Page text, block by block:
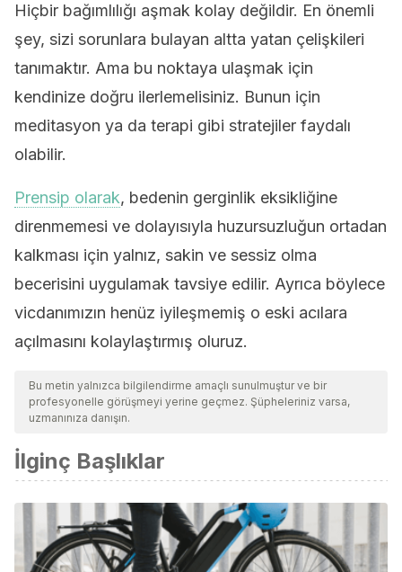
Hiçbir bağımlılığı aşmak kolay değildir. En önemli
şey, sizi sorunlara bulayan altta yatan çelişkileri
tanımaktır. Ama bu noktaya ulaşmak için
kendinize doğru ilerlemelisiniz. Bunun için
meditasyon ya da terapi gibi stratejiler faydalı
olabilir.
Prensip olarak, bedenin gerginlik eksikliğine
direnmemesi ve dolayısıyla huzursuzluğun ortadan
kalkması için yalnız, sakin ve sessiz olma
becerisini uygulamak tavsiye edilir. Ayrıca böylece
vicdanımızın henüz iyileşmemiş o eski acılara
açılmasını kolaylaştırmış oluruz.
Bu metin yalnızca bilgilendirme amaçlı sunulmuştur ve bir
profesyonelle görüşmeyi yerine geçmez. Şüpheleriniz varsa,
uzmanınıza danışın.
İlginç Başlıklar